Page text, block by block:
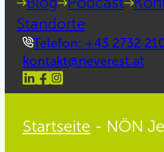
Standorte
Telefon: +43 2732
kontakt@neverest.at
Startseite - NÖN